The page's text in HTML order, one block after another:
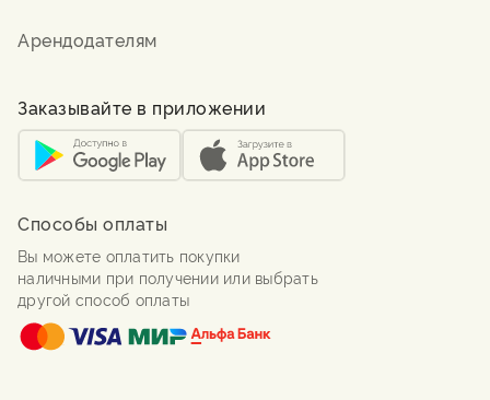
Арендодателям
Заказывайте в приложении
Способы оплаты
Вы можете оплатить покупки
наличными при получении или выбрать
другой способ оплаты